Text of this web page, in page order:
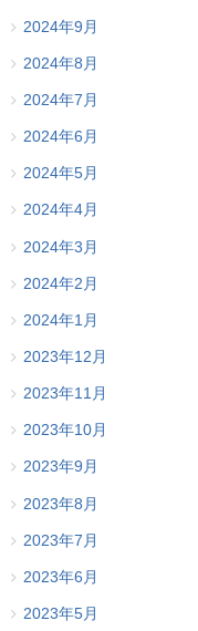
2024年9月
2024年8月
2024年7月
2024年6月
2024年5月
2024年4月
2024年3月
2024年2月
2024年1月
2023年12月
2023年11月
2023年10月
2023年9月
2023年8月
2023年7月
2023年6月
2023年5月